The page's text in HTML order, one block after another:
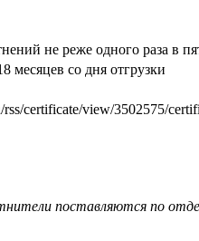
не реже одного раза в
месяцев со дня отгрузки
certificate/view/3502575/
поставляются по